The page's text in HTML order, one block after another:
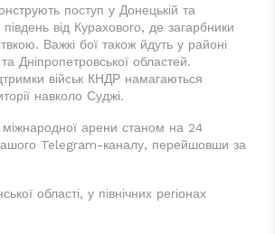
поступ у Донецькій та
від Курахового, де загарбники
Важкі бої також йдуть у районі
Дніпропетровської областей.
військ КНДР намагаються
навколо Суджі.
арени станом на 24
Telegram-каналу, перейшовши за
області, у північних регіонах